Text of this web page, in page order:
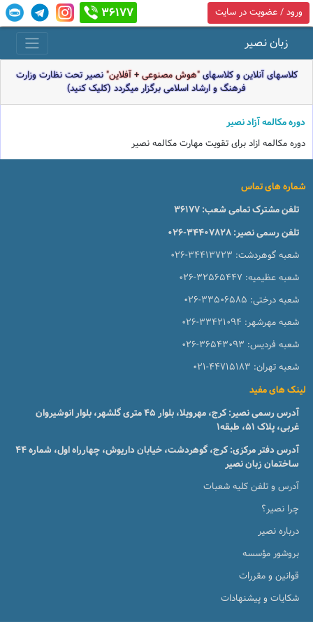
ورود / عضویت در سایت 36177
زبان نصیر
کلاسهای آنلاین و کلاسهای"هوش مصنوعی + آفلاین"نصیر تحت نظارت وزارت
فرهنگ و ارشاد اسلامی برگزار میگردد (کلیک کنید)
دوره مكالمه آزاد نصير
دوره مكالمه ازاد براى تقويت مهارت مكالمه نصير
شماره های تماس
تلفن مشترک تمامی شعب:36177
تلفن رسمی نصیر:026-34407828
شعبه گوهردشت: 026-34413723
شعبه عظیمیه: 026-32565447
شعبه درختی: 026-33506585
شعبه مهرشهر: 026-33421094
شعبه فردیس: 026-36543093
شعبه تهران: 021-44715183
لینک های مفید
آدرس رسمی نصیر: کرج، مهرویلا، بلوار 45 متری گلشهر، بلوار انوشیروان
غربی، پلاک 51، طبقه1
آدرس دفتر مرکزی: کرج، گوهردشت، خیابان داریوش، چهارراه اول، شماره ۴۴
ساختمان زبان نصیر
آدرس و تلفن کلیه شعبات
چرا نصیر؟
درباره نصیر
بروشور مؤسسه
قوانین و مقررات
شکایات و پیشنهادات